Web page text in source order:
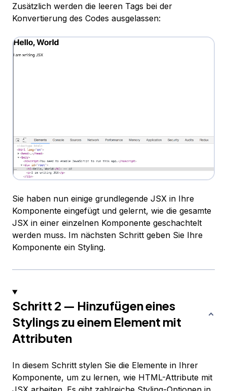
Zusätzlich werden die leeren Tags bei der
Konvertierung des Codes ausgelassen:
Sie haben nun einige grundlegende JSX in Ihre
Komponente eingefügt und gelernt, wie die gesamte
JSX in einer einzelnen Komponente geschachtelt
werden muss. Im nächsten Schritt geben Sie Ihre
Komponente ein Styling.
Schritt 2 — Hinzufügen eines
Stylings zu einem Element mit
Attributen
In diesem Schritt stylen Sie die Elemente in Ihrer
Komponente, um zu lernen, wie HTML-Attribute mit